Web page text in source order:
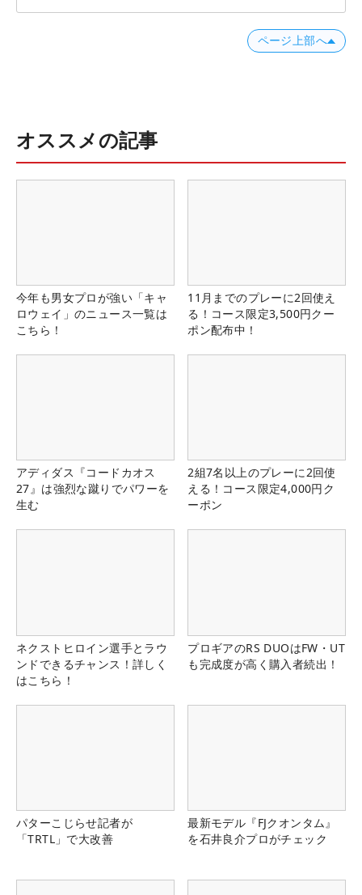
ページ上部へ
オススメの記事
今年も男女プロが強い「キャ
ロウェイ」のニュース一覧は
こちら！
11月までのプレーに2回使え
る！コース限定3,500円クー
ポン配布中！
アディダス『コードカオス
27』は強烈な蹴りでパワーを
生む
2組7名以上のプレーに2回使
える！コース限定4,000円ク
ーポン
ネクストヒロイン選手とラウ
ンドできるチャンス！詳しく
はこちら！
プロギアのRS DUOはFW・UT
も完成度が高く購入者続出！
パターこじらせ記者が
「TRTL」で大改善
最新モデル『FJクオンタム』
を石井良介プロがチェック